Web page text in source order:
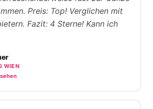
Preis: Top! Verglichen mit
Fazit: 4 Sterne! Kann ich
WIEN